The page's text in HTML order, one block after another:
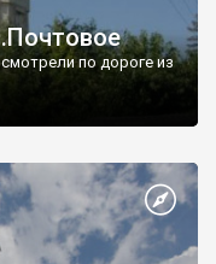
по дороге из